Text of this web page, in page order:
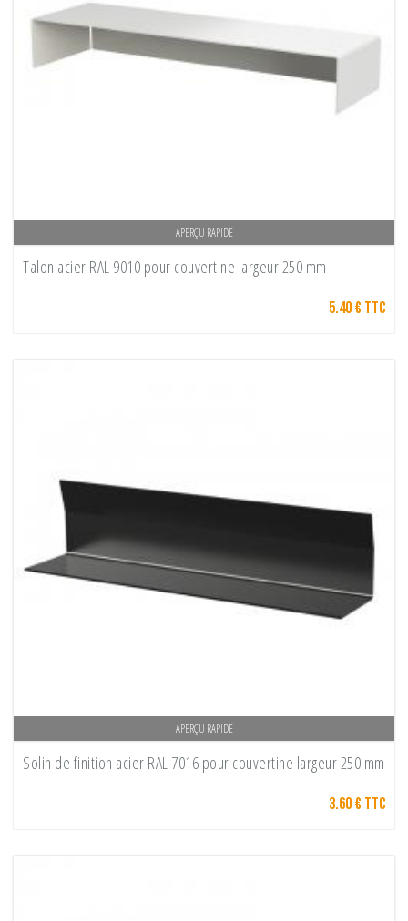
APERÇU RAPIDE
Talon acier RAL 9010 pour couvertine largeur 250 mm
5.40 € TTC
APERÇU RAPIDE
Solin de finition acier RAL 7016 pour couvertine largeur 250 mm
3.60 € TTC